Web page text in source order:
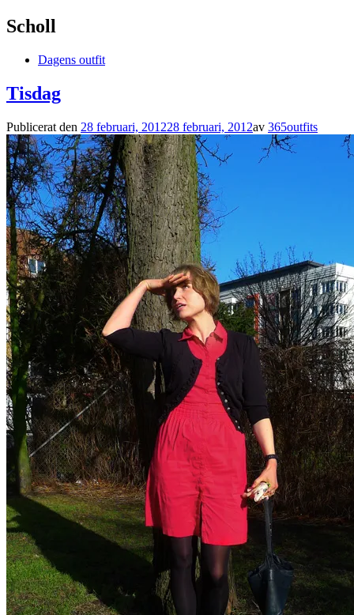
Scholl
Dagens outfit
Tisdag
Publicerat den 28 februari, 201228 februari, 2012av 365outfits